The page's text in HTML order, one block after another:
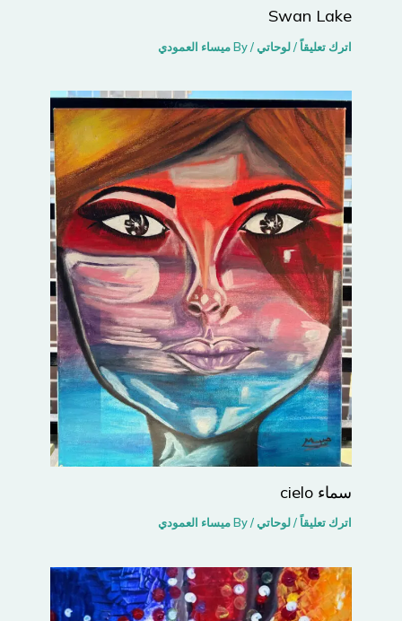
Swan Lake
اترك تعليقاً /لوحاتي / By ميساء العمودي
سماء cielo
اترك تعليقاً /لوحاتي / By ميساء العمودي